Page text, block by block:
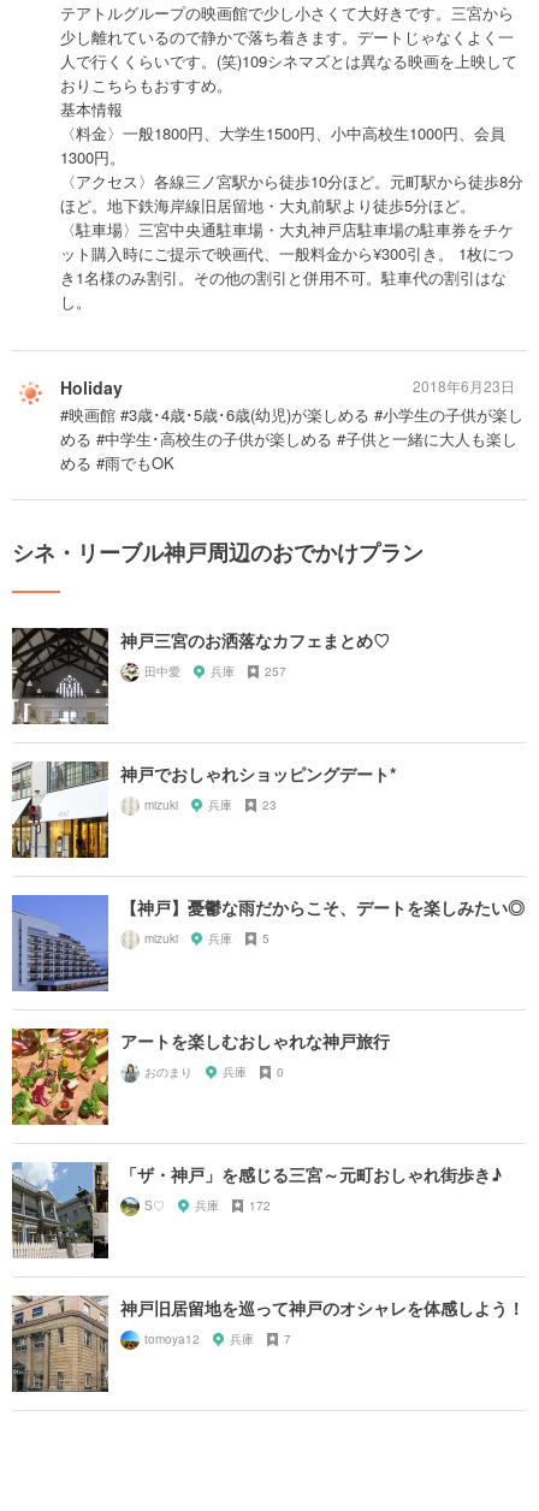
テアトルグループの映画館で少し小さくて大好きです。三宮から
少し離れているので静かで落ち着きます。デートじゃなくよく一
人で行くくらいです。(笑)109シネマズとは異なる映画を上映して
おりこちらもおすすめ。
基本情報
〈料金〉一般1800円、大学生1500円、小中高校生1000円、会員
1300円。
〈アクセス〉各線三ノ宮駅から徒歩10分ほど。元町駅から徒歩8分
ほど。地下鉄海岸線旧居留地・大丸前駅より徒歩5分ほど。
〈駐車場〉三宮中央通駐車場・大丸神戸店駐車場の駐車券をチケ
ット購入時にご提示で映画代、一般料金から¥300引き。 1枚につ
き1名様のみ割引。その他の割引と併用不可。駐車代の割引はな
し。
Holiday
#映画館 #3歳･4歳･5歳･6歳(幼児)が楽しめる #小学生の子供が楽し
める #中学生･高校生の子供が楽しめる #子供と一緒に大人も楽し
める #雨でもOK
2018年6月23日
シネ・リーブル神戸周辺のおでかけプラン
神戸三宮のお洒落なカフェまとめ♡
田中愛 兵庫 257
神戸でおしゃれショッピングデート*
mizuki 兵庫 23
【神戸】憂鬱な雨だからこそ、デートを楽しみたい◎
mizuki 兵庫 5
アートを楽しむおしゃれな神戸旅行
おのまり 兵庫 0
「ザ・神戸」を感じる三宮～元町おしゃれ街歩き♪
S♡ 兵庫 172
神戸旧居留地を巡って神戸のオシャレを体感しよう！
tomoya12 兵庫 7